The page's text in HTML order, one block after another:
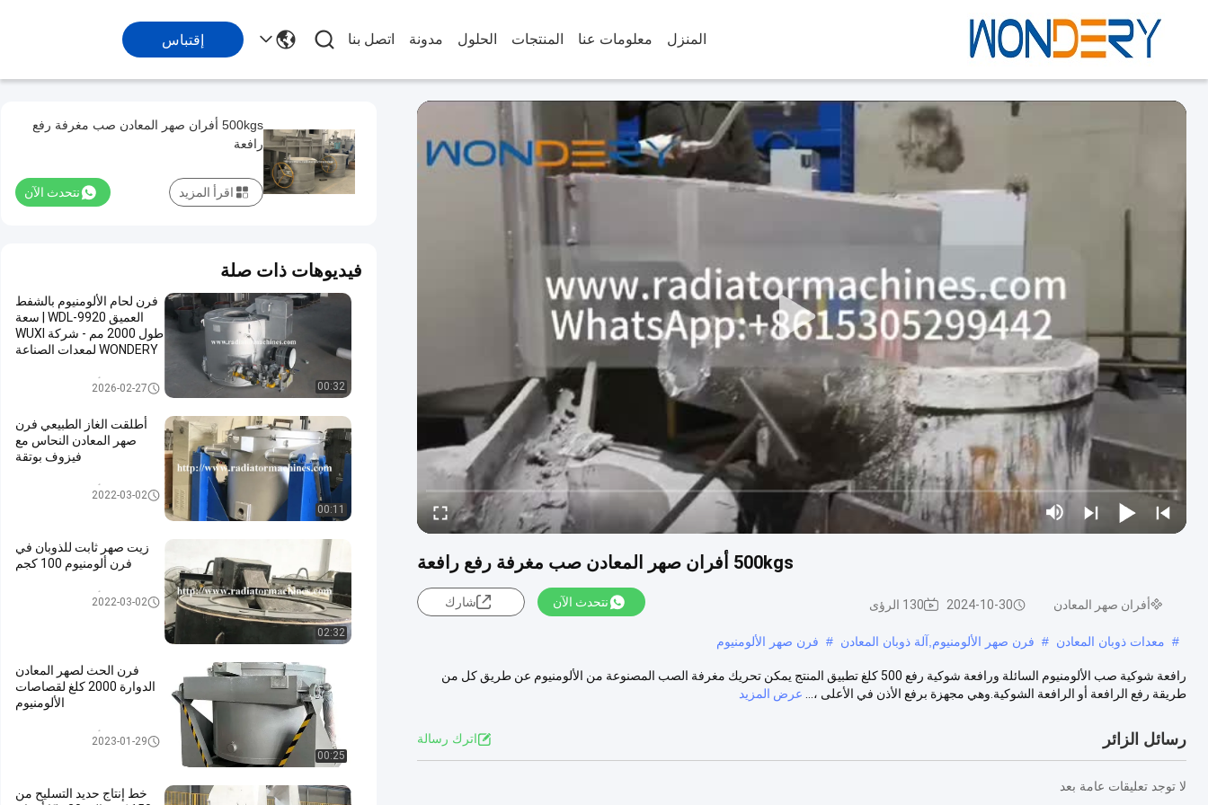
المنزل معلومات عنا المنتجات الحلول مدونة اتصل بنا إقتباس
500kgs أفران صهر المعادن صب مغرفة رفع رافعة
أفران صهر المعادن 2024-10-30 130 الرؤى نتحدث الآن شارك
# معدات ذوبان المعادن # فرن صهر الألومنيوم,آلة ذوبان المعادن # فرن صهر الألومنيوم
رافعة شوكية صب الألومنيوم السائلة ورافعة شوكية رفع 500 كلغ تطبيق المنتج يمكن تحريك مغرفة الصب المصنوعة من الألومنيوم عن طريق كل من
طريقة رفع الرافعة أو الرافعة الشوكية.وهي مجهزة برفع الأذن في الأعلى ،...
عرض المزيد
رسائل الزائر اترك رسالة
لا توجد تعليقات عامة بعد
500kgs أفران صهر المعادن صب مغرفة رفع
رافعة
نتحدث الآن اقرأ المزيد
فيديوهات ذات صلة
00:32
فرن لحام الألومنيوم بالشفط
العميق WDL-9920 | سعة
طول 2000 مم - شركة WUXI
WONDERY لمعدات الصناعة
أفران صهر المعادن2026-02-27
00:11
أطلقت الغاز الطبيعي فرن
صهر المعادن النحاس مع
فيزوف بوتقة
أفران صهر المعادن2022-03-02
02:32
زيت صهر ثابت للذوبان في
فرن ألومنيوم 100 كجم
أفران صهر المعادن2022-03-02
00:25
فرن الحث لصهر المعادن
الدوارة 2000 كلغ لقصاصات
الألومنيوم
أفران صهر المعادن2023-01-29
خط إنتاج حديد التسليح من